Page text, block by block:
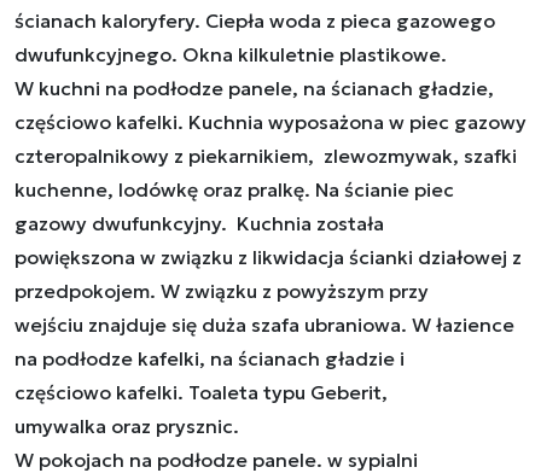
ścianach kaloryfery. Ciepła woda z pieca gazowego
dwufunkcyjnego. Okna kilkuletnie plastikowe.
W kuchni na podłodze panele, na ścianach gładzie,
częściowo kafelki. Kuchnia wyposażona w piec gazowy
czteropalnikowy z piekarnikiem, zlewozmywak, szafki
kuchenne, lodówkę oraz pralkę. Na ścianie piec
gazowy dwufunkcyjny. Kuchnia została
powiększona w związku z likwidacja ścianki działowej z
przedpokojem. W związku z powyższym przy
wejściu znajduje się duża szafa ubraniowa. W łazience
na podłodze kafelki, na ścianach gładzie i
częściowo kafelki. Toaleta typu Geberit,
umywalka oraz prysznic.
W pokojach na podłodze panele. w sypialni